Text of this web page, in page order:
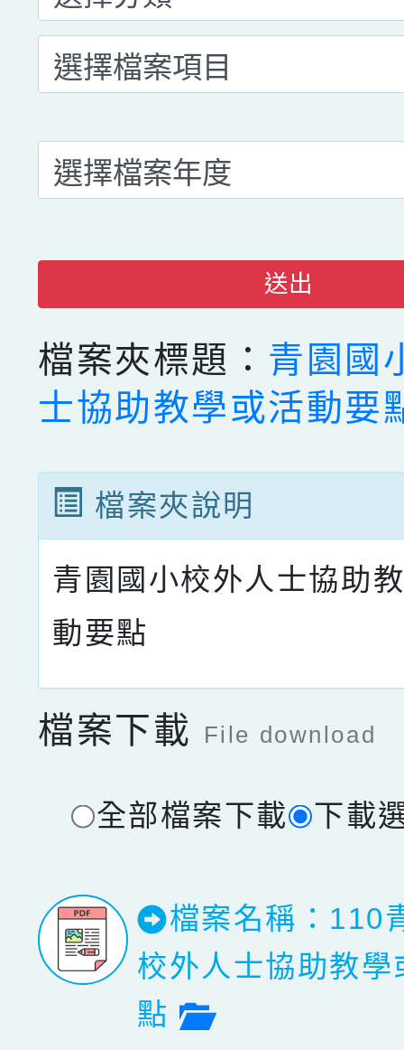
送出
檔案夾標題： 青園國
士協助教學或活動要
檔案夾說明
青園國小校外人士協助
動要點
檔案下載 File download
全部檔案下載 下載
檔案名稱：110
校外人士協助教學
點
檔案預覽